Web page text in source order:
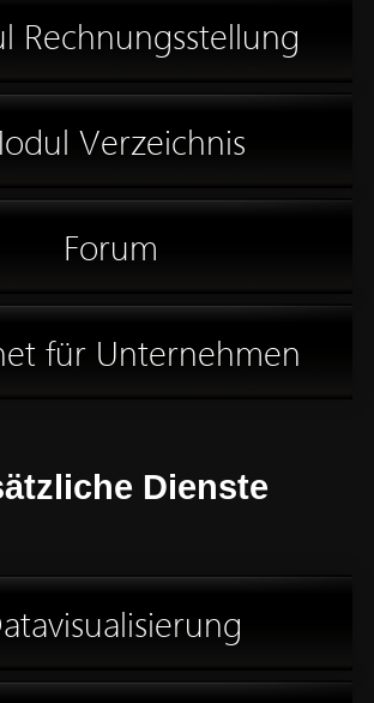
Buchhaltung
Rechnungsstellung
Verzeichnis
Forum
für Unternehmen
Dienste